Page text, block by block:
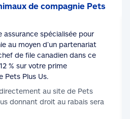
de compagnie Pets
assurance spécialisée pour
au moyen d’un partenariat
de file canadien dans ce
% sur votre prime
Pets Plus Us.
au site de Pets
donnant droit au rabais sera